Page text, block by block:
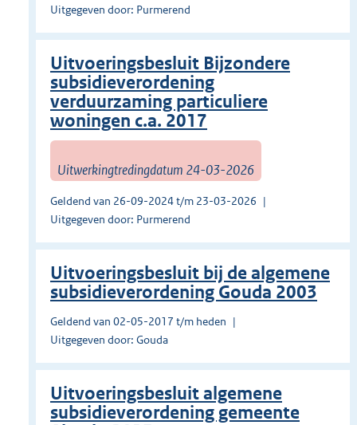
Uitgegeven door: Purmerend
Uitvoeringsbesluit Bijzondere
subsidieverordening
verduurzaming particuliere
woningen c.a. 2017
Uitwerkingtredingdatum 24-03-2026
Geldend van 26-09-2024 t/m 23-03-2026
Uitgegeven door: Purmerend
Uitvoeringsbesluit bij de algemene
subsidieverordening Gouda 2003
Geldend van 02-05-2017 t/m heden
Uitgegeven door: Gouda
Uitvoeringsbesluit algemene
subsidieverordening gemeente